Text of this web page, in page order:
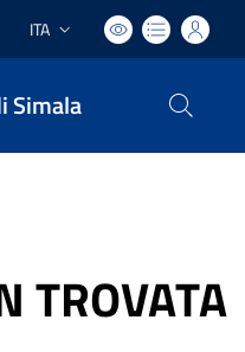
Lingua attiva:
ITA
Simala
TROVATA